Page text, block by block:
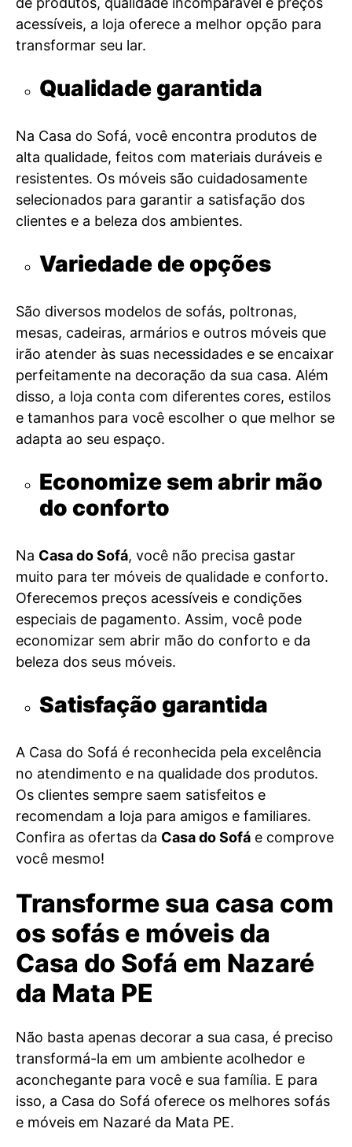
acessíveis, a loja oferece a melhor opção para
transformar seu lar.
Qualidade garantida
Na Casa do Sofá, você encontra produtos de
alta qualidade, feitos com materiais duráveis e
resistentes. Os móveis são cuidadosamente
selecionados para garantir a satisfação dos
clientes e a beleza dos ambientes.
Variedade de opções
São diversos modelos de sofás, poltronas,
mesas, cadeiras, armários e outros móveis que
irão atender às suas necessidades e se encaixar
perfeitamente na decoração da sua casa. Além
disso, a loja conta com diferentes cores, estilos
e tamanhos para você escolher o que melhor se
adapta ao seu espaço.
Economize sem abrir mão
do conforto
Na Casa do Sofá, você não precisa gastar
muito para ter móveis de qualidade e conforto.
Oferecemos preços acessíveis e condições
especiais de pagamento. Assim, você pode
economizar sem abrir mão do conforto e da
beleza dos seus móveis.
Satisfação garantida
A Casa do Sofá é reconhecida pela excelência
no atendimento e na qualidade dos produtos.
Os clientes sempre saem satisfeitos e
recomendam a loja para amigos e familiares.
Confira as ofertas da Casa do Sofá e comprove
você mesmo!
Transforme sua casa com
os sofás e móveis da
Casa do Sofá em Nazaré
da Mata PE
Não basta apenas decorar a sua casa, é preciso
transformá-la em um ambiente acolhedor e
aconchegante para você e sua família. E para
isso, a Casa do Sofá oferece os melhores sofás
e móveis em Nazaré da Mata PE.